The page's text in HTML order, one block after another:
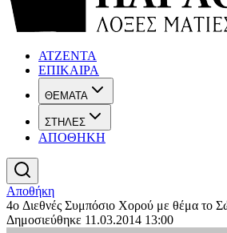
ΑΤΖΕΝΤΑ
ΕΠΙΚΑΙΡΑ
ΘΕΜΑΤΑ
ΣΤΗΛΕΣ
ΑΠΟΘΗΚΗ
Αποθήκη
4o Διεθνές Συμπόσιο Χορού με θέμα το
Δημοσιεύθηκε 11.03.2014 13:00